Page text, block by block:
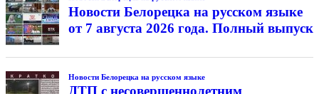
Новости Белорецка на русском языке
от 7 августа 2026 года. Полный выпуск
Новости Белорецка на русском языке